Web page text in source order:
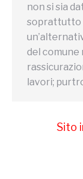
non si sia
soprattutto
del
lavori;
Sito